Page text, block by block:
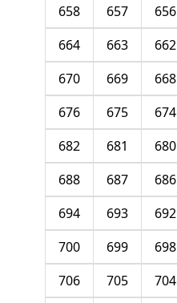
656
657
658
662
663
664
668
669
670
674
675
676
680
681
682
686
687
688
692
693
694
698
699
700
704
705
706